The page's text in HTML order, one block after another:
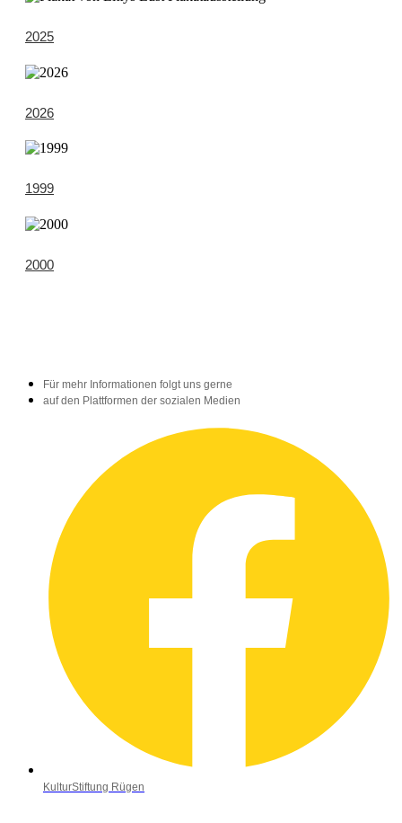
2025
2026
1999
2000
Für mehr Informationen folgt uns gerne
auf den Plattformen der sozialen Medien
KulturStiftung Rügen